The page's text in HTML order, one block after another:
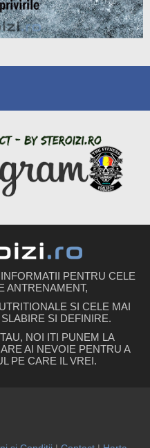
PENTRU CELE
ANTRENAMENT,
SI CELE MAI
SI DEFINIRE.
NOI ITI PUNEM LA
AI NEVOIE PENTRU A
PE CARE IL VREI.